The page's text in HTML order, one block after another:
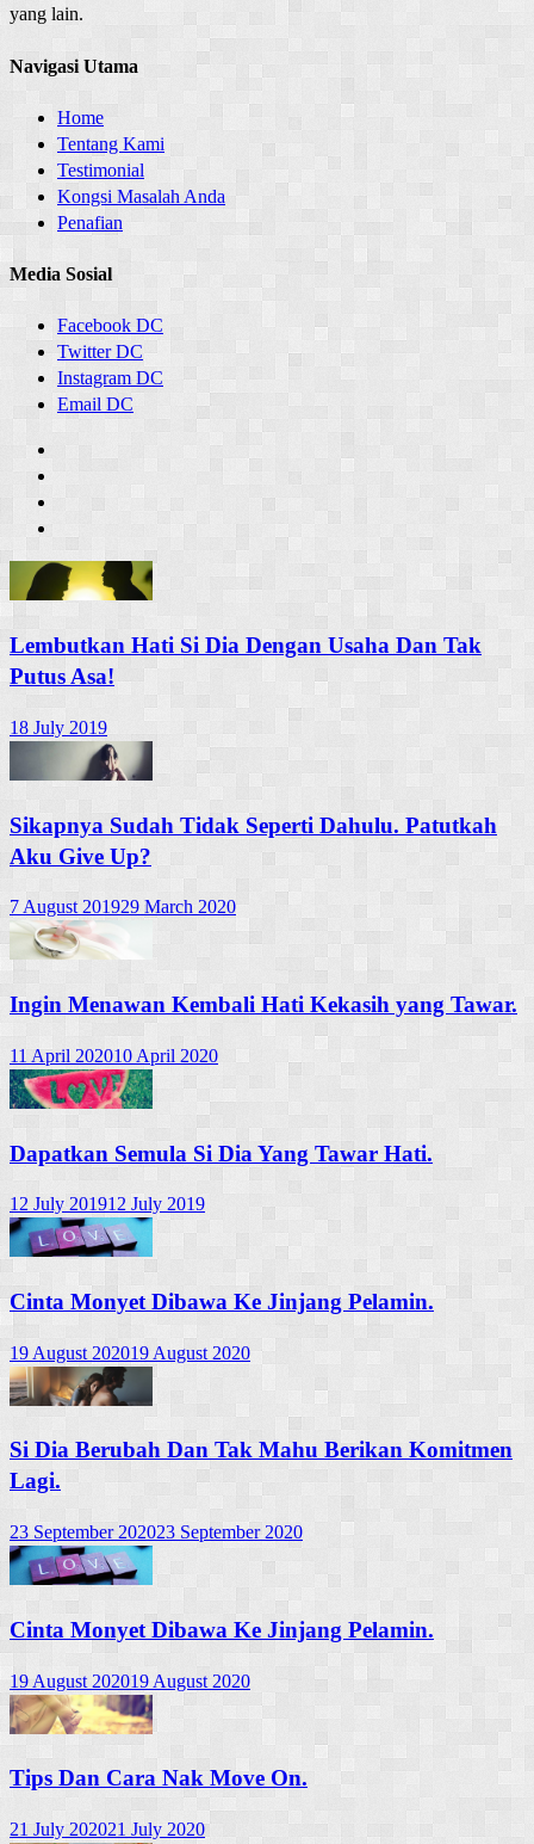
yang lain.
Navigasi Utama
Home
Tentang Kami
Testimonial
Kongsi Masalah Anda
Penafian
Media Sosial
Facebook DC
Twitter DC
Instagram DC
Email DC
Lembutkan Hati Si Dia Dengan Usaha Dan Tak
Putus Asa!
18 July 2019
Sikapnya Sudah Tidak Seperti Dahulu. Patutkah
Aku Give Up?
7 August 201929 March 2020
Ingin Menawan Kembali Hati Kekasih yang Tawar.
11 April 202010 April 2020
Dapatkan Semula Si Dia Yang Tawar Hati.
12 July 201912 July 2019
Cinta Monyet Dibawa Ke Jinjang Pelamin.
19 August 202019 August 2020
Si Dia Berubah Dan Tak Mahu Berikan Komitmen
Lagi.
23 September 202023 September 2020
Cinta Monyet Dibawa Ke Jinjang Pelamin.
19 August 202019 August 2020
Tips Dan Cara Nak Move On.
21 July 202021 July 2020